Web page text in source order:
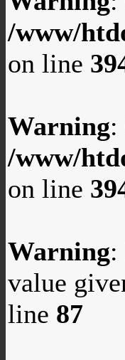
/www/
on line
Warning:
/www/
on line
Warning:
value
line 87